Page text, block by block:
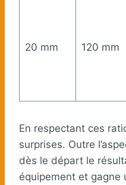
20 mm 120 mm
En respectant ces
surprises. Outre
dès le départ le
équipement et gagne